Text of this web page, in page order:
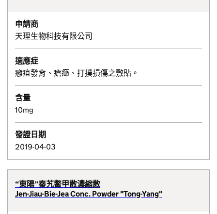
申請商
天理生物科技有限公司
適應症
癰疽發背、瘡癤、打撲損傷之敷貼。
含量
10mg
發證日期
2019-04-03
“東陽”秦艽鱉甲散濃縮散
Jen-Jiau-Bie-Jea Conc. Powder "Tong-Yang"